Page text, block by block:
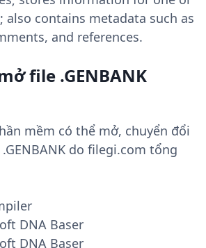
also contains metadata such as
and references.
file .GENBANK
mềm có thể mở, chuyển đổi
do filegi.com tổng
DNA Baser
DNA Baser